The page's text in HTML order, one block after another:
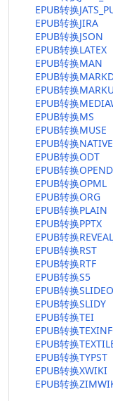
EPUB转换
EPUB转换JIRA
EPUB转换JSON
EPUB转换LATEX
EPUB转换MAN
EPUB转换
EPUB转换
EPUB转换
EPUB转换MS
EPUB转换MUSE
EPUB转换NATIVE
EPUB转换ODT
EPUB转换
EPUB转换OPML
EPUB转换ORG
EPUB转换PLAIN
EPUB转换PPTX
EPUB转换
EPUB转换RST
EPUB转换RTF
EPUB转换S5
EPUB转换
EPUB转换SLIDY
EPUB转换TEI
EPUB转换
EPUB转换
EPUB转换TYPST
EPUB转换XWIKI
EPUB转换